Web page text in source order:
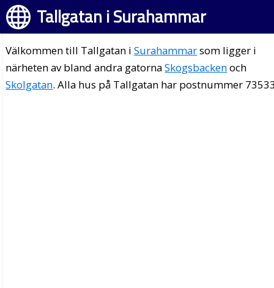
Tallgatan i Surahammar
Välkommen till Tallgatan iSurahammarsom ligger i
närheten av bland andra gatornaSkogsbackenoch
Skolgatan. Alla hus på Tallgatan har postnummer